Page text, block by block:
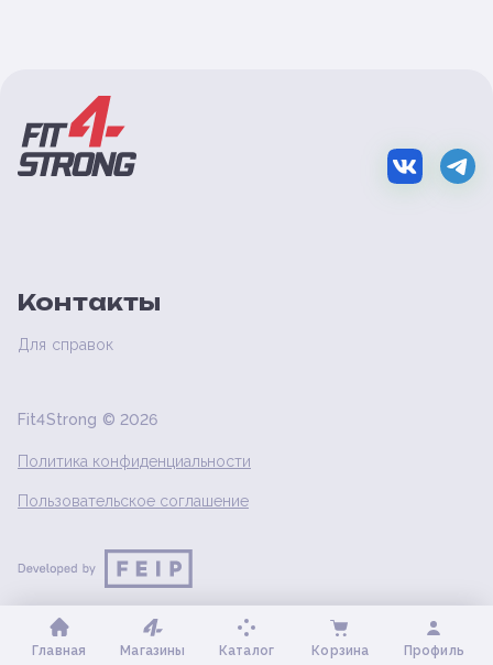
Контакты
Для справок
Fit4Strong © 2026
Политика конфиденциальности
Пользовательское соглашение
Главная Магазины Каталог Корзина Профиль